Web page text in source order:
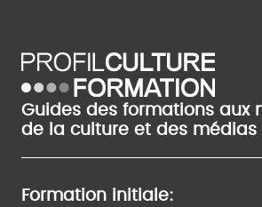
Guides des formations aux
de la culture et des médias
Formation initiale: